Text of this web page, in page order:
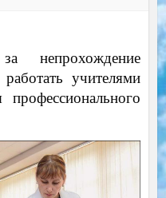
непрохождение
учителями